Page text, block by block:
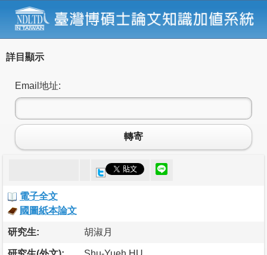
詳目顯示
Email地址:
轉寄
電子全文
國圖紙本論文
研究生: 胡淑月